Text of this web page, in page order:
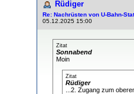
Rüdiger
Re: Nachrüsten von U-Bahn-
05.12.2025 15:00
Zitat
Sonnabend
Moin
Zitat
Rüdiger
...2. Zugang zum